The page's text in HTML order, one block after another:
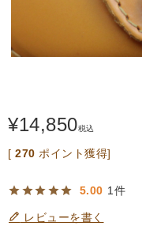
¥14,850税込
[ 270 ポイント獲得]
5.00 1
レビューを書く